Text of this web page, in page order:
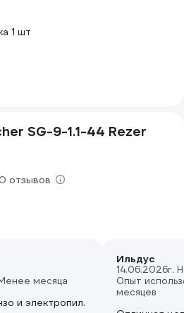
1 шт
SG-9-1.1-44 Rezer
отзывов
месяца
и электропил.
Ильдус
14.06.2026г.
Опыт
месяцев